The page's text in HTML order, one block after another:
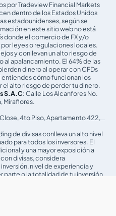
por Tradeview Financial Markets
dentro de los Estados Unidos
estadounidenses, según se
en este sitio web no está
donde el comercio de FX y/o
leyes o regulaciones locales.
y conllevan un alto riesgo de
apalancamiento. El 64% de las
dinero al operar con CFDs
entiendes cómo funcionan los
el alto riesgo de perder tu dinero.
S.A.C: Calle Los Alcanfores No.
Miraflores.
4to Piso, Apartamento 422,
de divisas conlleva un alto nivel
para todos los inversores. El
y una mayor exposición a
divisas, considera
nivel de experiencia y
parte o la totalidad de tu inversión